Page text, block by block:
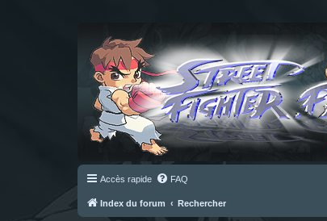
Accès rapide FAQ
Index du forum Rechercher